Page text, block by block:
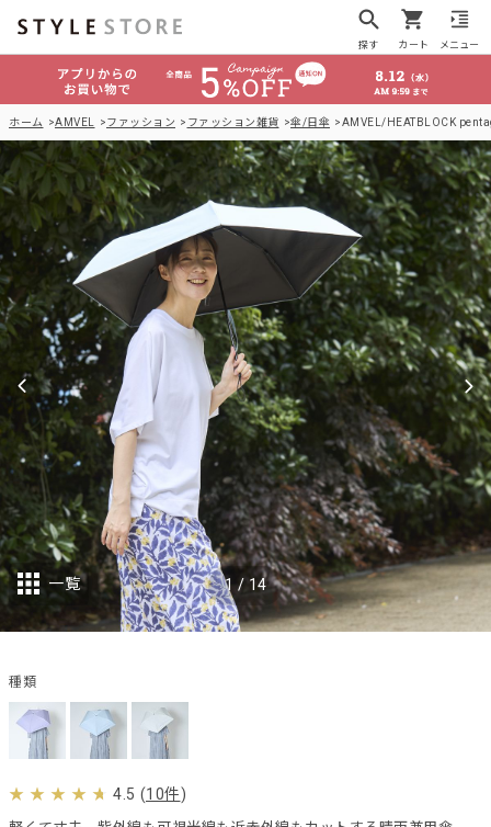
探す カート メニュー
ホーム AMVEL ファッション ファッション雑貨 傘/日傘 AMVEL/HEATBLOCK
4.5 (10件)
1 / 14
一覧
種類